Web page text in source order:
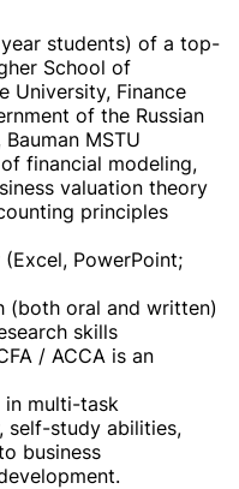
students) of a top-
School of
University, Finance
of the Russian
Bauman MSTU
financial modeling,
valuation theory
principles
PowerPoint;
(both oral and written)
skills
/ ACCA is an
multi-task
self-study abilities,
business